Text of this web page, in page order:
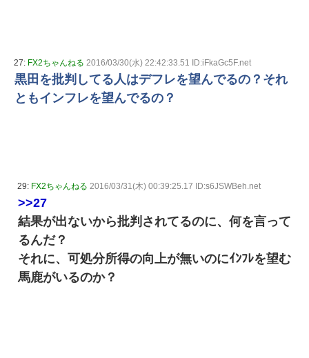
27: FX2ちゃんねる 2016/03/30(水) 22:42:33.51 ID:iFkaGc5F.net
黒田を批判してる人はデフレを望んでるの？それ
ともインフレを望んでるの？
29: FX2ちゃんねる 2016/03/31(木) 00:39:25.17 ID:s6JSWBeh.net
>>27
結果が出ないから批判されてるのに、何を言って
るんだ？
それに、可処分所得の向上が無いのにｲﾝﾌﾚを望む
馬鹿がいるのか？